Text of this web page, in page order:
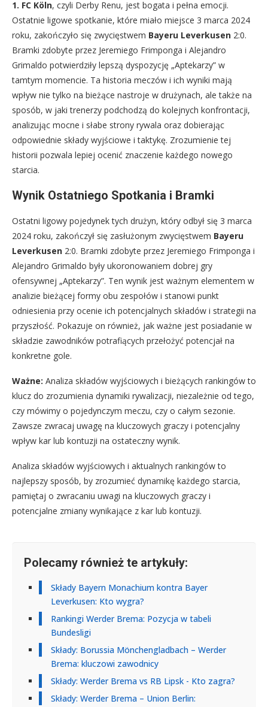
1. FC Köln, czyli Derby Renu, jest bogata i pełna emocji.
Ostatnie ligowe spotkanie, które miało miejsce 3 marca 2024
roku, zakończyło się zwycięstwem Bayeru Leverkusen 2:0.
Bramki zdobyte przez Jeremiego Frimponga i Alejandro
Grimaldo potwierdziły lepszą dyspozycję „Aptekarzy” w
tamtym momencie. Ta historia meczów i ich wyniki mają
wpływ nie tylko na bieżące nastroje w drużynach, ale także na
sposób, w jaki trenerzy podchodzą do kolejnych konfrontacji,
analizując mocne i słabe strony rywala oraz dobierając
odpowiednie składy wyjściowe i taktykę. Zrozumienie tej
historii pozwala lepiej ocenić znaczenie każdego nowego
starcia.
Wynik Ostatniego Spotkania i Bramki
Ostatni ligowy pojedynek tych drużyn, który odbył się 3 marca
2024 roku, zakończył się zasłużonym zwycięstwem Bayeru
Leverkusen 2:0. Bramki zdobyte przez Jeremiego Frimponga i
Alejandro Grimaldo były ukoronowaniem dobrej gry
ofensywnej „Aptekarzy”. Ten wynik jest ważnym elementem w
analizie bieżącej formy obu zespołów i stanowi punkt
odniesienia przy ocenie ich potencjalnych składów i strategii na
przyszłość. Pokazuje on również, jak ważne jest posiadanie w
składzie zawodników potrafiących przełożyć potencjał na
konkretne gole.
Ważne: Analiza składów wyjściowych i bieżących rankingów to
klucz do zrozumienia dynamiki rywalizacji, niezależnie od tego,
czy mówimy o pojedynczym meczu, czy o całym sezonie.
Zawsze zwracaj uwagę na kluczowych graczy i potencjalny
wpływ kar lub kontuzji na ostateczny wynik.
Analiza składów wyjściowych i aktualnych rankingów to
najlepszy sposób, by zrozumieć dynamikę każdego starcia,
pamiętaj o zwracaniu uwagi na kluczowych graczy i
potencjalne zmiany wynikające z kar lub kontuzji.
Polecamy również te artykuły:
Składy Bayern Monachium kontra Bayer
Leverkusen: Kto wygra?
Rankingi Werder Brema: Pozycja w tabeli
Bundesligi
Składy: Borussia Mönchengladbach – Werder
Brema: kluczowi zawodnicy
Składy: Werder Brema vs RB Lipsk - Kto zagra?
Składy: Werder Brema – Union Berlin: